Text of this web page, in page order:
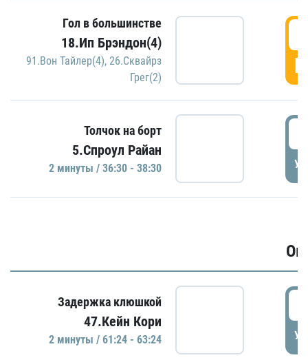
Гол в большинстве
18.Ип Брэндон(4)
91.Вон Тайлер(4), 26.Сквайрз
Грег(2)
Толчок на борт
5.Спроул Райан
2 минуты / 36:30 - 38:30
Задержка клюшкой
47.Кейн Кори
2 минуты / 61:24 - 63:24